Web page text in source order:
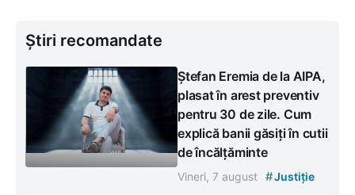
Știri recomandate
Ștefan Eremia de la AIPA,
plasat în arest preventiv
pentru 30 de zile. Cum
explică banii găsiți în cutii
de încălțăminte
Vineri, 7 august #Justiție